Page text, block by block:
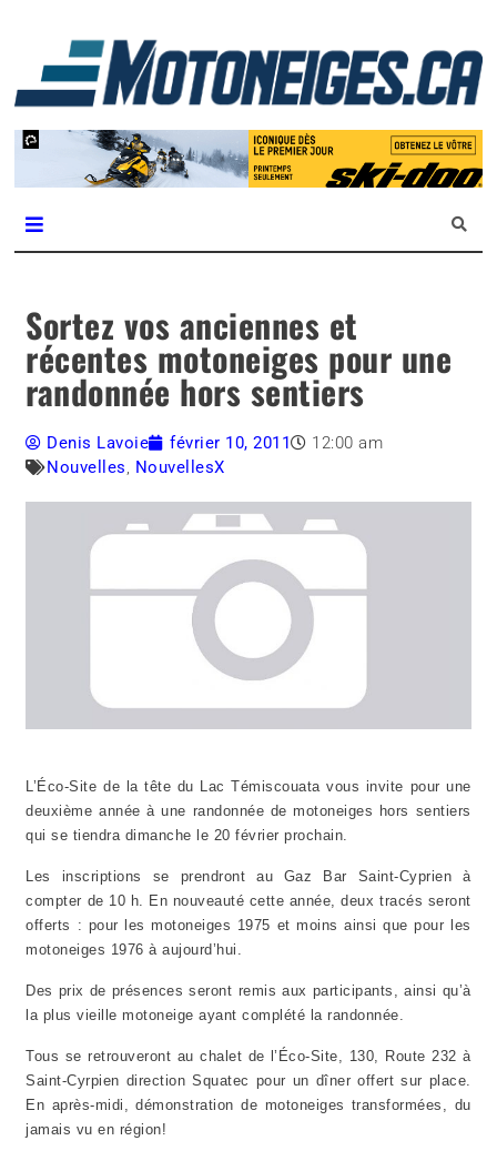
Magazine Motoneiges.ca
Sortez vos anciennes et
récentes motoneiges pour une
randonnée hors sentiers
Denis Lavoie février 10, 2011
12:00 am
Nouvelles, NouvellesX
L’Éco-Site de la tête du Lac Témiscouata vous invite pour une
deuxième année à une randonnée de motoneiges hors sentiers
qui se tiendra dimanche le 20 février prochain.
Les inscriptions se prendront au Gaz Bar Saint-Cyprien à
compter de 10 h. En nouveauté cette année, deux tracés seront
offerts : pour les motoneiges 1975 et moins ainsi que pour les
motoneiges 1976 à aujourd’hui.
Des prix de présences seront remis aux participants, ainsi qu’à
la plus vieille motoneige ayant complété la randonnée.
Tous se retrouveront au chalet de l’Éco-Site, 130, Route 232 à
Saint-Cyrpien direction Squatec pour un dîner offert sur place.
En après-midi, démonstration de motoneiges transformées, du
jamais vu en région!